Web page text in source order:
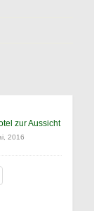
zur Aussicht
2016